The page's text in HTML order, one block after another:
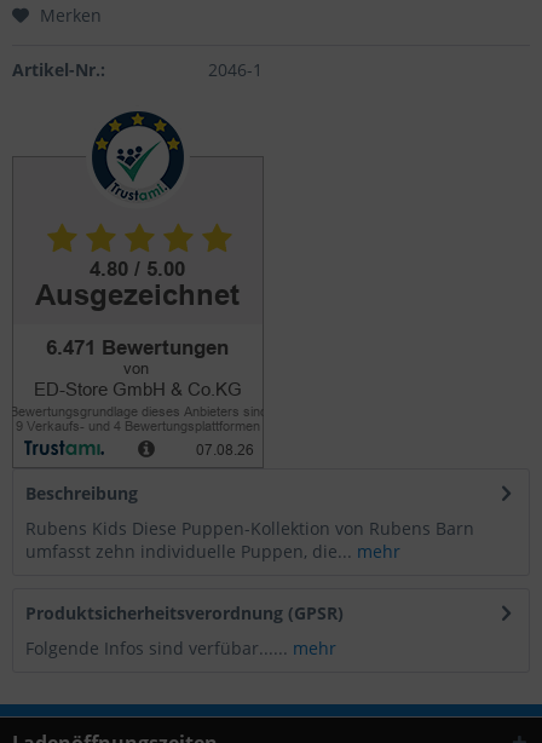
Merken
Artikel-Nr.: 2046-1
Beschreibung
Rubens Kids Diese Puppen-Kollektion von Rubens Barn
umfasst zehn individuelle Puppen, die... mehr
Produktsicherheitsverordnung (GPSR)
Folgende Infos sind verfübar...... mehr